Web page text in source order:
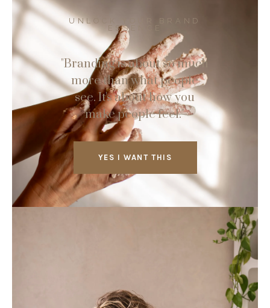
UNLOCK YOUR BRAND
ESSENCE
"Branding is about so much
more than what people
see. It's about how you
make people feel."
YES I WANT THIS